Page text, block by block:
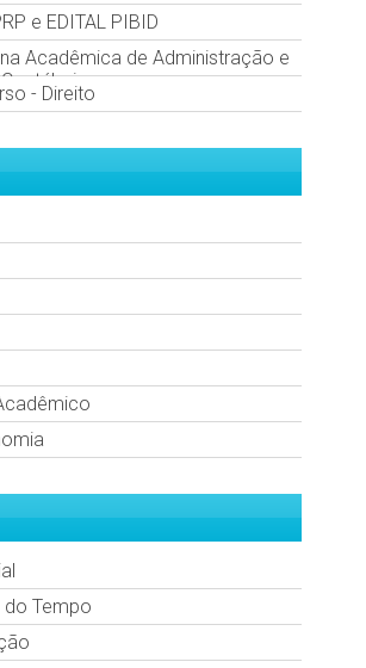
e EDITAL PIBID
Acadêmica de Administração e
- Direito
do Tempo